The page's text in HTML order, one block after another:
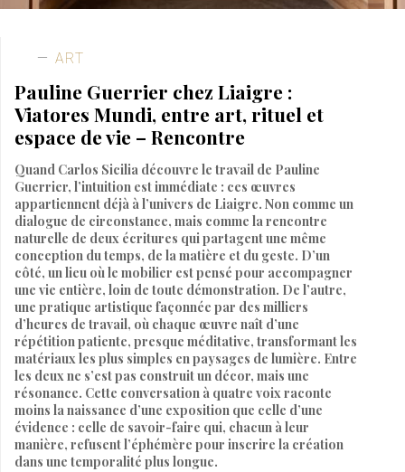
ART
Pauline Guerrier chez Liaigre :
Viatores Mundi, entre art, rituel et
espace de vie – Rencontre
Quand Carlos Sicilia découvre le travail de Pauline
Guerrier, l’intuition est immédiate : ces œuvres
appartiennent déjà à l’univers de Liaigre. Non comme un
dialogue de circonstance, mais comme la rencontre
naturelle de deux écritures qui partagent une même
conception du temps, de la matière et du geste. D’un
côté, un lieu où le mobilier est pensé pour accompagner
une vie entière, loin de toute démonstration. De l’autre,
une pratique artistique façonnée par des milliers
d’heures de travail, où chaque œuvre naît d’une
répétition patiente, presque méditative, transformant les
matériaux les plus simples en paysages de lumière. Entre
les deux ne s’est pas construit un décor, mais une
résonance. Cette conversation à quatre voix raconte
moins la naissance d’une exposition que celle d’une
évidence : celle de savoir-faire qui, chacun à leur
manière, refusent l’éphémère pour inscrire la création
dans une temporalité plus longue.